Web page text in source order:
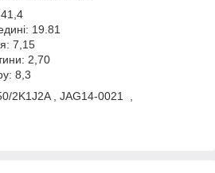
19.81
7,15
2,70
8,3
2K1J2A , JAG14-0021 ,